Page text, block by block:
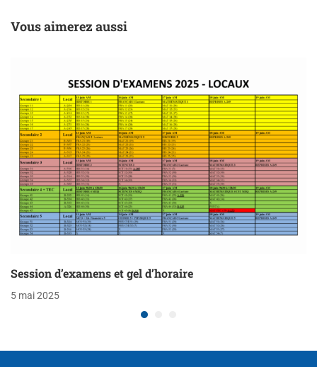
Vous aimerez aussi
Session d’examens et gel d’horaire
5 mai 2025